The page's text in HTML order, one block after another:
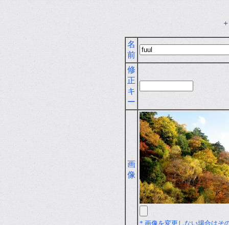
名
前
修
正
キ
ー
画
像
* 画像を変更しない場合はそ